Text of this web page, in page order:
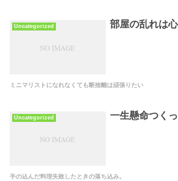
Uncategorized 部屋の乱れは
ミニマリストになれなくても断捨離は頑張りたい
Uncategorized 一生懸命つく
手の込んだ料理失敗したときの落ち込み。